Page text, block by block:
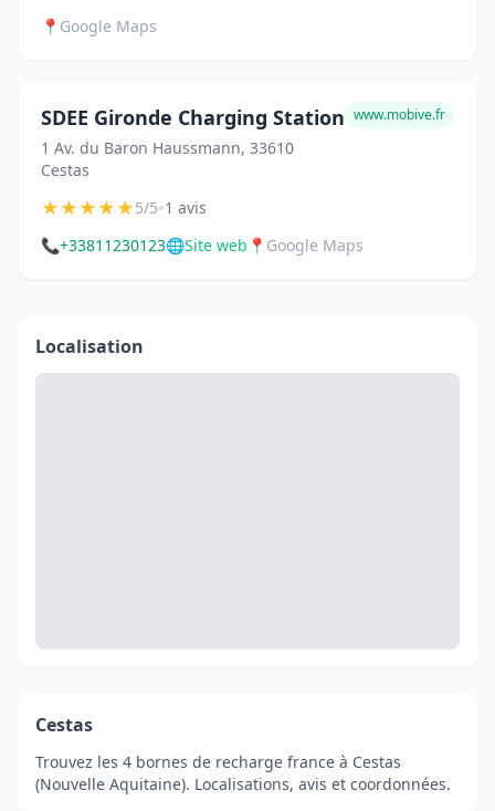
📍 Google Maps
SDEE Gironde Charging Station
1 Av. du Baron Haussmann, 33610
Cestas
www.mobive.fr
★★★★★5/5•1 avis
📞+33811230123🌐Site web 📍 Google Maps
Localisation
Cestas
Trouvez les 4 bornes de recharge france à Cestas
(Nouvelle Aquitaine). Localisations, avis et coordonnées.